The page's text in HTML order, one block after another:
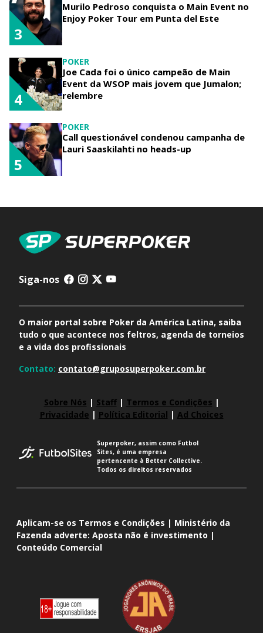
Murilo Pedroso conquista o Main Event no
Enjoy Poker Tour em Punta del Este
3
POKER
Joe Cada foi o único campeão de Main
Event da WSOP mais jovem que Jumalon;
relembre
4
POKER
Call questionável condenou campanha de
Lauri Saaskilahti no heads-up
5
Siga-nos
O maior portal sobre Poker da América Latina, saiba
tudo o que acontece nos feltros, agenda de torneios
e a vida dos profissionais
Contato: contato@gruposuperpoker.com.br
Sobre Nós | Staff| Termos e Condições |
Privacidade | Política Editorial | Ad Choices
Superpoker, assim como Futbol
Sites, é uma empresa
pertencente à Better Collective.
Todos os direitos reservados
Aplicam-se os Termos e Condições | Ministério da
Fazenda adverte: Aposta não é investimento |
Conteúdo Comercial